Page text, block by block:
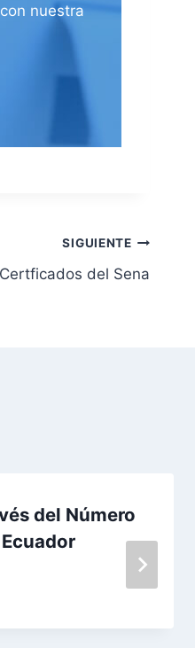
nuestra
SIGUIENTE
del Sena
del Número